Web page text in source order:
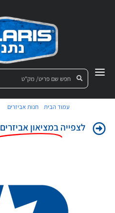
עמוד הבית /חנות אביזרים
לצפייהבמציאון אביזרים